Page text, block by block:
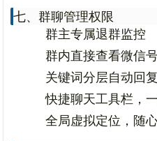
七、群聊管理权限
群主专属退群监控
群内直接查看微信
关键词分层自动回
快捷聊天工具栏，
全局虚拟定位，随